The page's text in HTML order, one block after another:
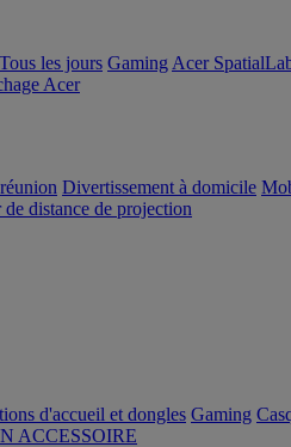
Tous les jours Gaming Acer
Acer
Divertissement à domicile
distance de projection
d'accueil et dongles Gaming
ACCESSOIRE